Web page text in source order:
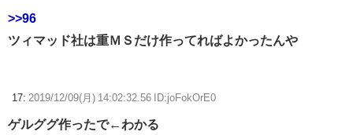
>>96
ツィマッド社は重ＭＳだけ作ってればよかったんや
17: 2019/12/09(月) 14:02:32.56 ID:joFokOrE0
ゲルググ作ったで←わかる